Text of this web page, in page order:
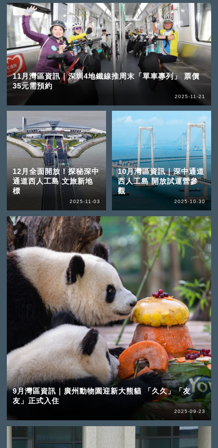
11月灣區資訊｜深圳4地鐵線推周末「單車專列」 票價
35元需預約
2025-11-21
12月全面開放！探秘深中
通道西人工島 文旅新地
標
2025-11-03
10月灣區資訊｜深中通道
西人工島 開放試運營參
觀
2025-10-30
9月灣區資訊｜廣州動物園迎新大熊貓 「久久」「友
友」正式入住
2025-09-23